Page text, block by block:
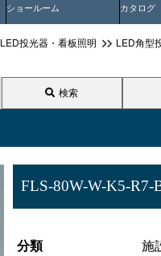
ショールーム カタログ
LED投光器・看板照明 LED角型
検索
FLS-80W-W-K5-R7-
分類
施